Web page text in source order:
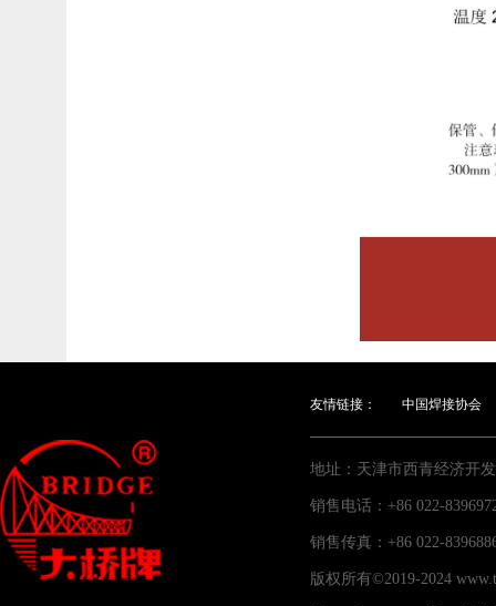
友情链接： 中国焊接协会
地址：天津市西青经济开
销售电话：+86 022-
销售传真：+86 022-
版权所有©2019-2024